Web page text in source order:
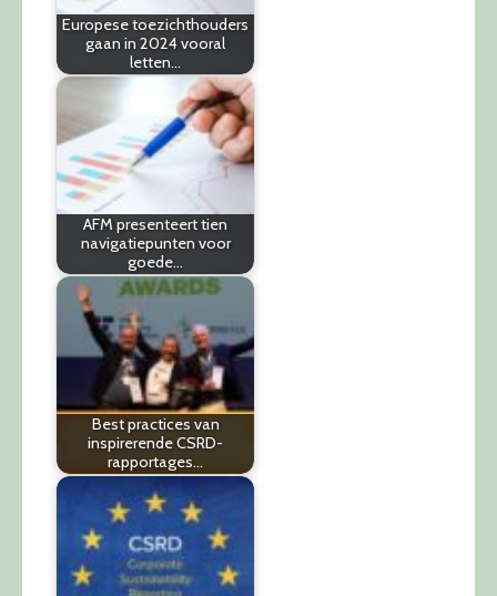
Europese toezichthouders
gaan in 2024 vooral
letten…
AFM presenteert tien
navigatiepunten voor
goede…
Best practices van
inspirerende CSRD-
rapportages…